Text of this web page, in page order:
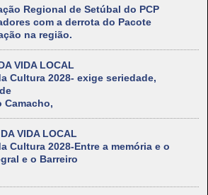
Regional de Setúbal do PCP
com a derrota do Pacote
na região.
VIDA LOCAL
Cultura 2028- exige seriedade,
Camacho,
VIDA LOCAL
Cultura 2028-Entre a memória e o
e o Barreiro